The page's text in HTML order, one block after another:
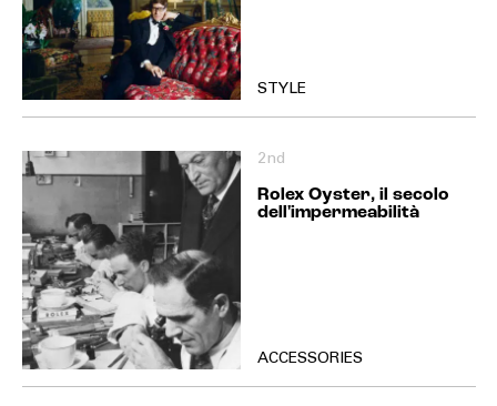
STYLE
2nd
Rolex Oyster, il secolo
dell'impermeabilità
ACCESSORIES